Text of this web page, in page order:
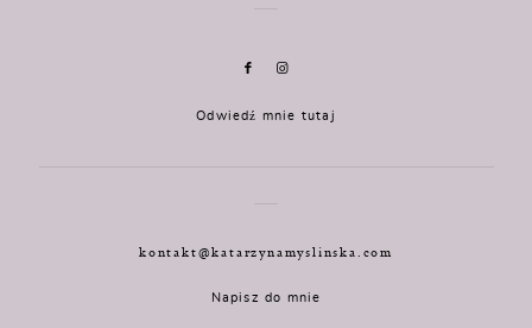
Odwiedź mnie tutaj
kontakt@katarzynamyslinska.com
Napisz do mnie